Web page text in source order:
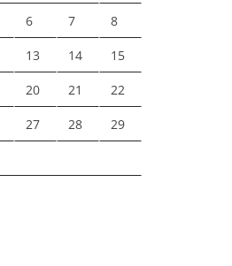
6 7 8
13 14 15
20 21 22
27 28 29